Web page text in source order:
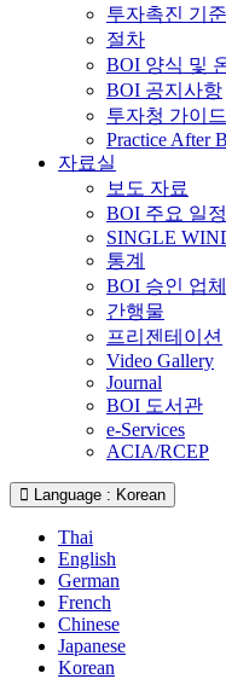
투자촉진 기
절차
BOI 양식 및
BOI 공지사항
투자청 가이
Practice After
자료실
보도 자료
BOI 주요 일정
SINGLE
통계
BOI 승인 업
간행물
프리젠테이션
Video Gallery
Journal
BOI 도서관
e-Services
ACIA/RCEP
Language : Korean
Thai
English
German
French
Chinese
Japanese
Korean